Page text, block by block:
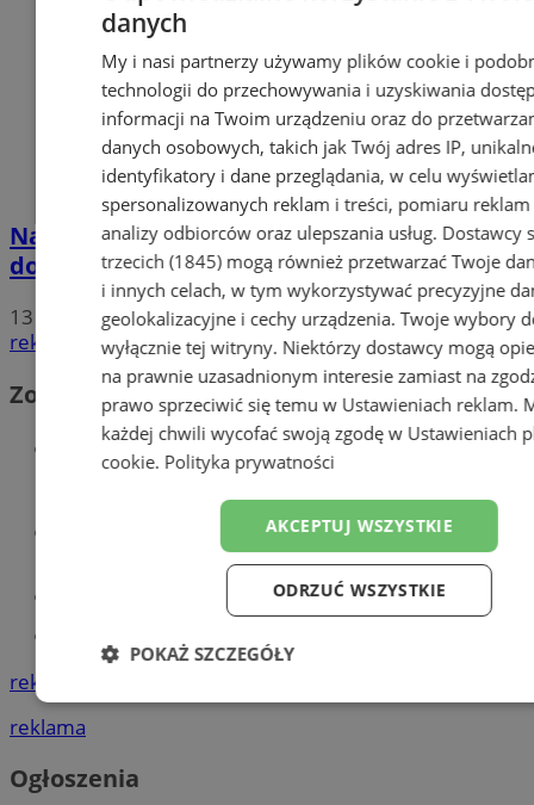
Nauczyciele w Mysłowicach strajkują! Nie
doszło do porozumienia ZNP z rządem!
13
reklama
Zobacz również
Wiadomości kryminalne w
Mysłowicach
Wiadomości lokalne
Kursy języka angielskiego
reklama
reklama
Ogłoszenia
danych
My i nasi partnerzy używamy plików cookie i
technologii do przechowywania i uzyskiwania
informacji na Twoim urządzeniu oraz do
danych osobowych, takich jak Twój adres IP,
identyfikatory i dane przeglądania, w celu
spersonalizowanych reklam i treści, pomiaru
analizy odbiorców oraz ulepszania usług. Dostawcy
trzecich (1845)mogą również przetwarzać Twoje
i innych celach, w tym wykorzystywać precyzyjne
geolokalizacyjne i cechy urządzenia. Twoje wybory
wyłącznie tej witryny. Niektórzy dostawcy mogą
na prawnie uzasadnionym interesie zamiast na
prawo sprzeciwić się temu w Ustawieniach reklam.
każdej chwili wycofać swoją zgodę w Ustawieniach
cookie. Polityka prywatności
AKCEPTUJ WSZYSTKIE
ODRZUĆ WSZYSTKIE
POKAŻ SZCZEGÓŁY
Niezbędne Wydajność